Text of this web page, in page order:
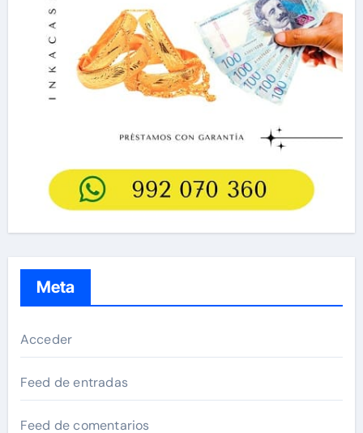
Meta
Acceder
Feed de entradas
Feed de comentarios